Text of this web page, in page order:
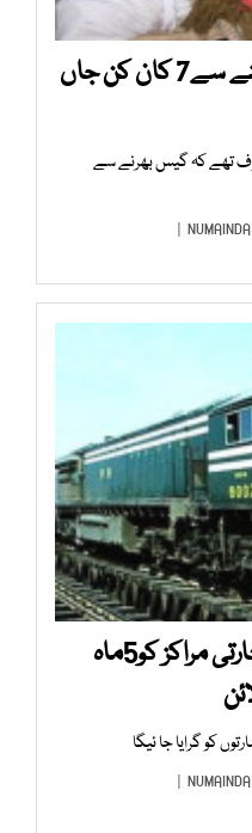
ہرنائی کوئلہ کی کان بیٹھنے سے7 کان کن جاں
تھے کہ گیس بھرنے سے
ایم ایل ون منصوبہ 5ہزار تجارتی مراکز کو5ماہ
کو گرایا جا ئیگا